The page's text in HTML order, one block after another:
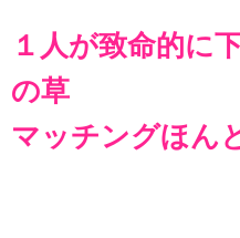
１人が致命的に
の草
マッチングほん